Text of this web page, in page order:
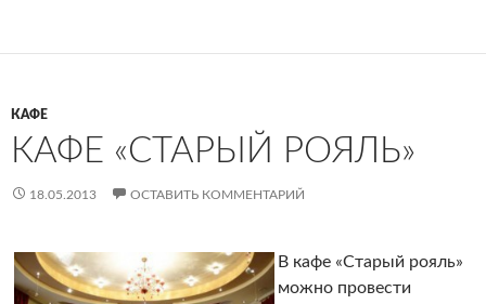
КАФЕ
КАФЕ «СТАРЫЙ РОЯЛЬ»
18.05.2013 ОСТАВИТЬ КОММЕНТАРИЙ
В кафе «Старый рояль»
можно провести